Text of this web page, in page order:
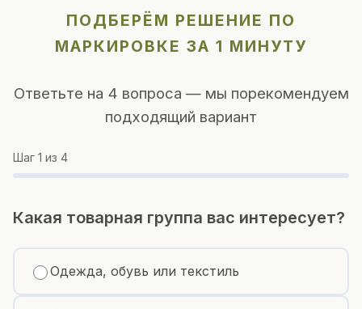
ПОДБЕРЁМ РЕШЕНИЕ ПО
МАРКИРОВКЕ ЗА 1 МИНУТУ
Ответьте на 4 вопроса — мы порекомендуем
подходящий вариант
Шаг 1 из 4
Какая товарная группа вас интересует?
Одежда, обувь или текстиль